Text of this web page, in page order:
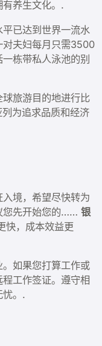
养生文化。.
已达到世界一流水
对夫妇每月只需3500
栋带私人泳池的别
旅游目的地进行比
为追求品质和经济
境，希望尽快转为
您先开始您的…… 银
快，成本效益更
如果您打算工作或
工作签证。遵守相
忧。.